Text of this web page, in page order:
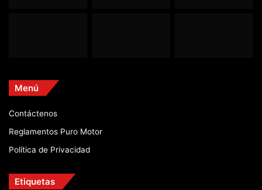
Menú
Contáctenos
Reglamentos Puro Motor
Política de Privacidad
Etiquetas